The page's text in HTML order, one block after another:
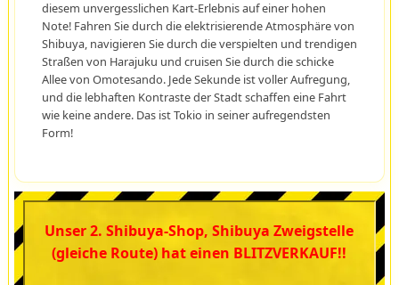
diesem unvergesslichen Kart-Erlebnis auf einer hohen
Note! Fahren Sie durch die elektrisierende Atmosphäre von
Shibuya, navigieren Sie durch die verspielten und trendigen
Straßen von Harajuku und cruisen Sie durch die schicke
Allee von Omotesando. Jede Sekunde ist voller Aufregung,
und die lebhaften Kontraste der Stadt schaffen eine Fahrt
wie keine andere. Das ist Tokio in seiner aufregendsten
Form!
Unser 2. Shibuya-Shop, Shibuya Zweigstelle
(gleiche Route) hat einen BLITZVERKAUF!!